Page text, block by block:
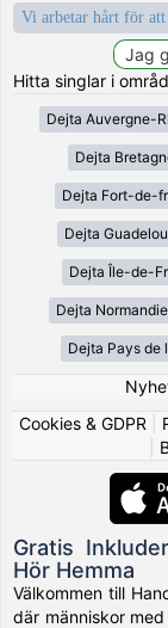
Vi arbetar hårt för att
Hitta singlar i
Dejta Auvergne-
Dejta
Dejta Fort-de-
Dejta
Dejta Île-de-
Dejta Normandie
Dejta Pays de
Cookies & GDPR
Gratis
Hör Hemma
Välkommen till
där människor